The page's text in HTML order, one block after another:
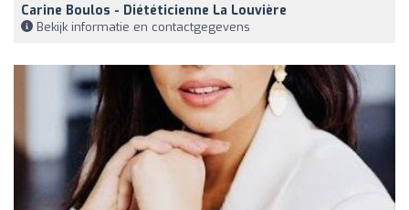
Carine Boulos - Diététicienne La Louvière
Bekijk informatie en contactgegevens